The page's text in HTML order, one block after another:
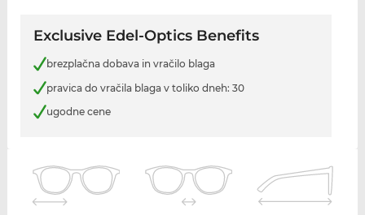
Exclusive Edel-Optics Benefits
brezplačna dobava in vračilo blaga
pravica do vračila blaga v toliko dneh: 30
ugodne cene